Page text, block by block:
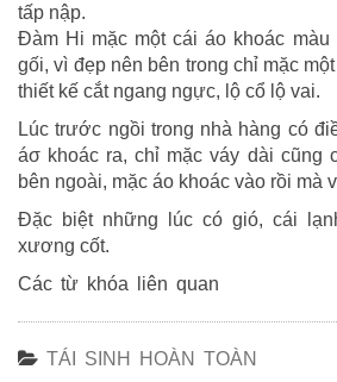
tấp nập.
Đàm Hi mặc một cái áo khoác
gối, vì đẹp nên bên trong chỉ mặc
thiết kế cắt ngang ngực, lộ cổ lộ vai.
Lúc trước ngồi trong nhà hàng có
áσ khoác ra, chỉ mặc váy dài cũng
bên ngoài, mặc áo khoác vào rồi mà
Đặc biệt những lúc có gió, cái
xương cốt.
Các từ khóa liên quan
TÁI SINH HOÀN TOÀN